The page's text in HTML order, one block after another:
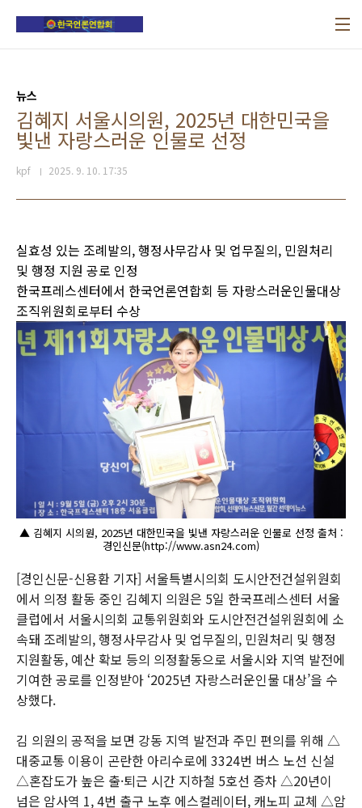
뉴스
김혜지 서울시의원, 2025년 대한민국을
빛낸 자랑스러운 인물로 선정
kpf 2025. 9. 10. 17:35
실효성 있는 조례발의, 행정사무감사 및 업무질의, 민원처리
및 행정 지원 공로 인정
한국프레스센터에서 한국언론연합회 등 자랑스러운인물대상
조직위원회로부터 수상
▲ 김혜지 시의원, 2025년 대한민국을 빛낸 자랑스러운 인물로 선정 출처 :
경인신문(http://www.asn24.com)
[경인신문-신용환 기자] 서울특별시의회 도시안전건설위원회
에서 의정 활동 중인 김혜지 의원은 5일 한국프레스센터 서울
클럽에서 서울시의회 교통위원회와 도시안전건설위원회에 소
속돼 조례발의, 행정사무감사 및 업무질의, 민원처리 및 행정
지원활동, 예산 확보 등의 의정활동으로 서울시와 지역 발전에
기여한 공로를 인정받아 ‘2025년 자랑스러운인물 대상’을 수
상했다.
김 의원의 공적을 보면 강동 지역 발전과 주민 편의를 위해 △
대중교통 이용이 곤란한 아리수로에 3324번 버스 노선 신설
△혼잡도가 높은 출·퇴근 시간 지하철 5호선 증차 △20년이
넘은 암사역 1, 4번 출구 노후 에스컬레이터, 캐노피 교체 △암